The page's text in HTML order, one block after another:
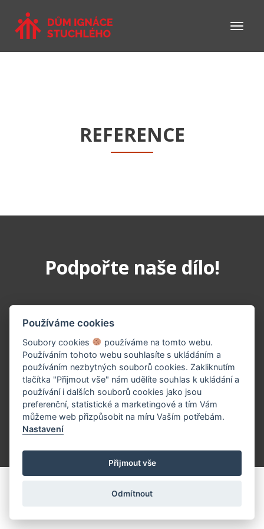
REFERENCE
Podpořte naše dílo!
PŘISPĚT TEĎ
(c) 2026 UniWIRE Solution, s.r.o. |
Používáme cookies
Soubory cookies
používáme na tomto webu.
Používáním tohoto webu souhlasíte s ukládáním a
používáním nezbytných souborů cookies. Zakliknutím
tlačítka "Přijmout vše" nám udělíte souhlas k ukládání a
používání i dalších souborů cookies jako jsou
preferenční, statistické a marketingové a tím Vám
můžeme web přizpůsobit na míru Vaším potřebám.
Nastavení
Přijmout vše
Odmítnout